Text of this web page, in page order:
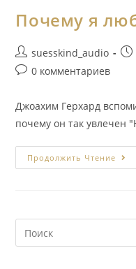
Почему я
suesskind_audio
0 комментариев
Джоахим Герхард
почему он так увлечен
Продолжить Чтение